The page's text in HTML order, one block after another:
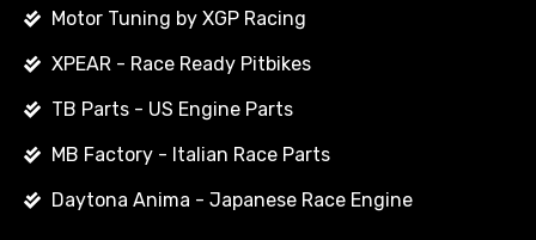
Motor Tuning by XGP Racing
XPEAR - Race Ready Pitbikes
TB Parts - US Engine Parts
MB Factory - Italian Race Parts
Daytona Anima - Japanese Race Engine